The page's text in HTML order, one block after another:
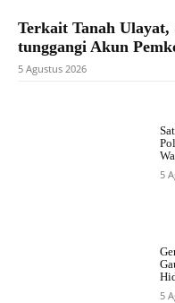
Terkait Tanah Ulayat,
tunggangi Akun
5 Agustus 2026
5
5